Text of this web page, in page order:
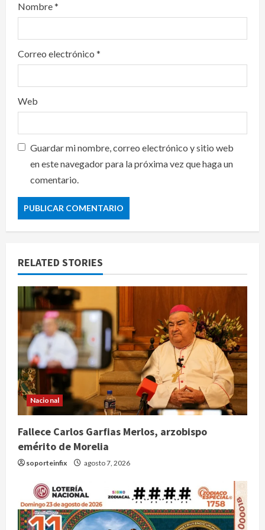
Nombre*
Correo electrónico *
Web
Guardar mi nombre, correo electrónico y sitio web
en este navegador para la próxima vez que haga un
comentario.
RELATED STORIES
Nacional
Fallece Carlos Garfias Merlos, arzobispo
emérito de Morelia
soporteinfix agosto 7, 2026